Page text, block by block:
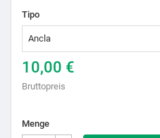
Tipo
10,00 €
Bruttopreis
Menge